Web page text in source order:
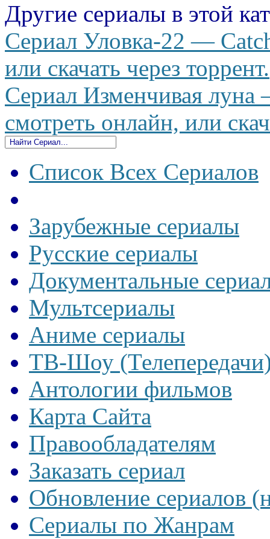
Другие сериалы в этой
Сериал Уловка-22 —
или скачать через торрент.
Сериал Изменчивая
смотреть онлайн, или
Список Всех Сериалов
Зарубежные сериалы
Русские сериалы
Документальные
Мультсериалы
Аниме сериалы
ТВ-Шоу
Антологии фильмов
Карта Сайта
Правообладателям
Заказать сериал
Обновление сериалов
Сериалы по Жанрам